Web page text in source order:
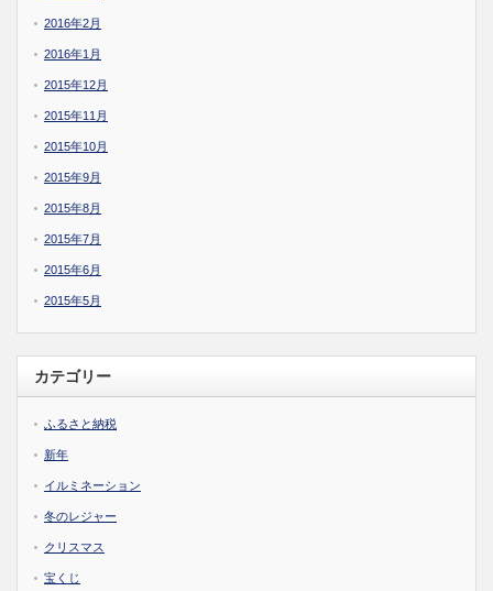
2016年2月
2016年1月
2015年12月
2015年11月
2015年10月
2015年9月
2015年8月
2015年7月
2015年6月
2015年5月
カテゴリー
ふるさと納税
新年
イルミネーション
冬のレジャー
クリスマス
宝くじ